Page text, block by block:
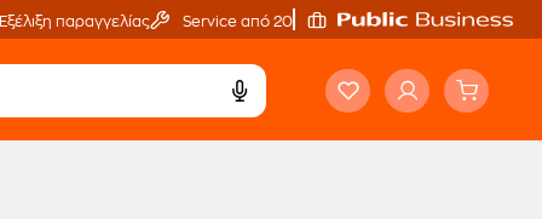
Εξέλιξη παραγγελίας Service από 20'